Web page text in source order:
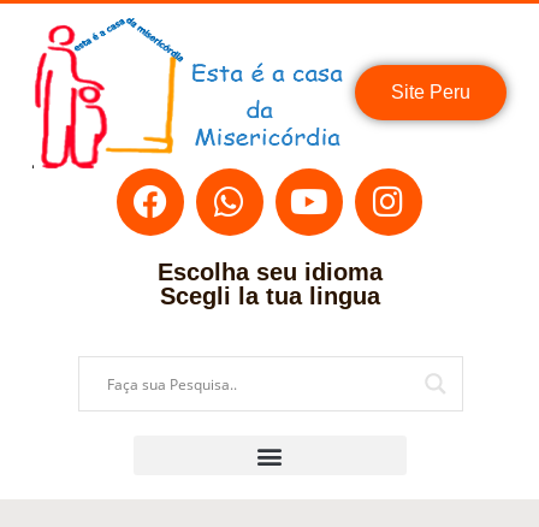
Site Peru
Escolha seu idioma
Scegli la tua lingua